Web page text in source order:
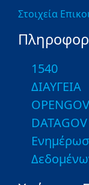
Στοιχεία
1540
ΔΙΑΥΓΕΙΑ
OPENGOV
DATAGOV